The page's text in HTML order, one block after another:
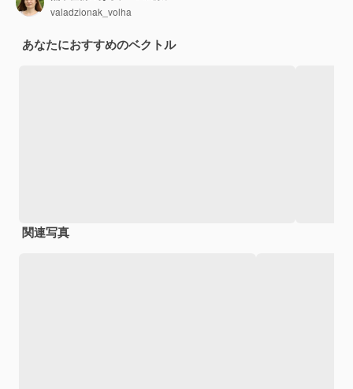
valadzionak_volha
あなたにおすすめのベクトル
関連写真